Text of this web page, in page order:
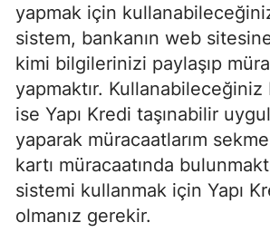
yapmak için
sistem, bankanın web
kimi bilgilerinizi paylaşıp
yapmaktır.
ise Yapı Kredi taşınabilir
yaparak müracaatlarım
kartı müracaatında
sistemi kullanmak için Yapı
olmanız gerekir.